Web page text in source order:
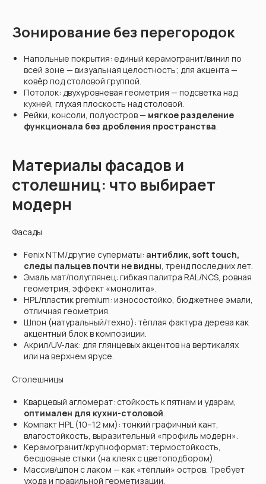
Зонирование без перегородок
Напольные покрытия: единый керамогранит/винил по
всей зоне — визуальная целостность; для акцента —
ковёр под столовой группой.
Потолок: двухуровневая геометрия — подсветка над
кухней, глухая плоскость над столовой.
Рейки, консоли, полуостров — мягкое разделение
функционала без дробления пространства.
Материалы фасадов и
столешниц: что выбирает
модерн
Фасады
Fenix NTM/другие суперматы: антиблик, soft touch,
следы пальцев почти не видны, тренд последних лет.
Эмаль мат/полуглянец: гибкая палитра RAL/NCS, ровная
геометрия, эффект «монолита».
HPL/пластик premium: износостойко, бюджетнее эмали,
отличная геометрия.
Шпон (натуральный/техно): тёплая фактура дерева как
акцентный блок в композиции.
Акрил/UV-лак: для глянцевых акцентов на вертикалях
или на верхнем ярусе.
Столешницы
Кварцевый агломерат: стойкость к пятнам и ударам,
оптимален для кухни-столовой.
Компакт HPL (10–12 мм): тонкий графичный кант,
влагостойкость, выразительный «профиль модерн».
Керамогранит/крупноформат: термостойкость,
бесшовные стыки (на клеях с цветоподбором).
Массив/шпон с лаком — как «тёплый» остров. Требует
ухода и правильной герметизации.